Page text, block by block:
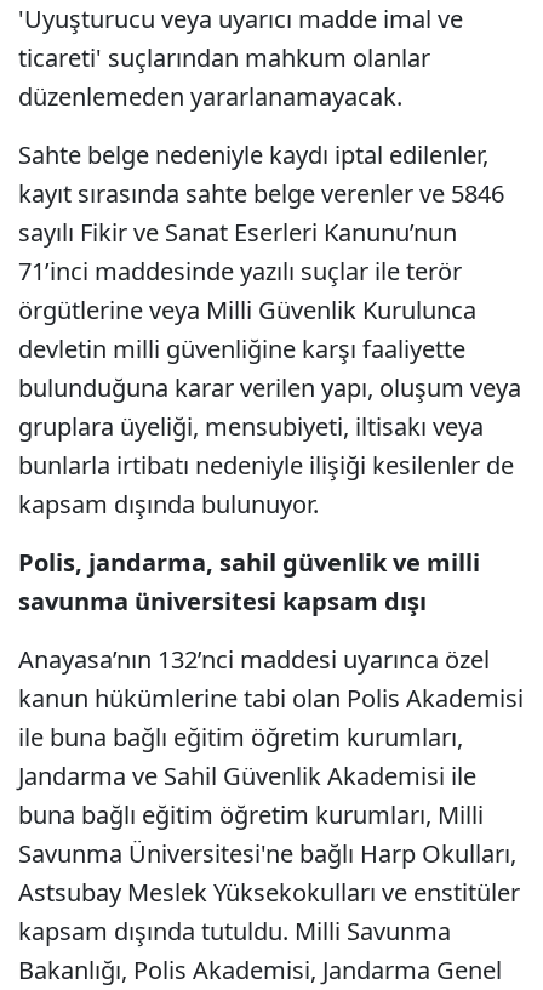
'Uyuşturucu veya uyarıcı madde imal ve
ticareti' suçlarından mahkum olanlar
düzenlemeden yararlanamayacak.
Sahte belge nedeniyle kaydı iptal edilenler,
kayıt sırasında sahte belge verenler ve 5846
sayılı Fikir ve Sanat Eserleri Kanunu’nun
71’inci maddesinde yazılı suçlar ile terör
örgütlerine veya Milli Güvenlik Kurulunca
devletin milli güvenliğine karşı faaliyette
bulunduğuna karar verilen yapı, oluşum veya
gruplara üyeliği, mensubiyeti, iltisakı veya
bunlarla irtibatı nedeniyle ilişiği kesilenler de
kapsam dışında bulunuyor.
Polis, jandarma, sahil güvenlik ve milli
savunma üniversitesi kapsam dışı
Anayasa’nın 132’nci maddesi uyarınca özel
kanun hükümlerine tabi olan Polis Akademisi
ile buna bağlı eğitim öğretim kurumları,
Jandarma ve Sahil Güvenlik Akademisi ile
buna bağlı eğitim öğretim kurumları, Milli
Savunma Üniversitesi'ne bağlı Harp Okulları,
Astsubay Meslek Yüksekokulları ve enstitüler
kapsam dışında tutuldu. Milli Savunma
Bakanlığı, Polis Akademisi, Jandarma Genel